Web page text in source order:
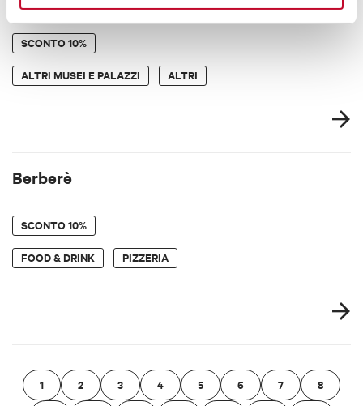
SCONTO10%
ALTRI MUSEI E PALAZZI ALTRI
Berberè
SCONTO10%
FOOD & DRINK PIZZERIA
1 2 3 4 5 6 7
8